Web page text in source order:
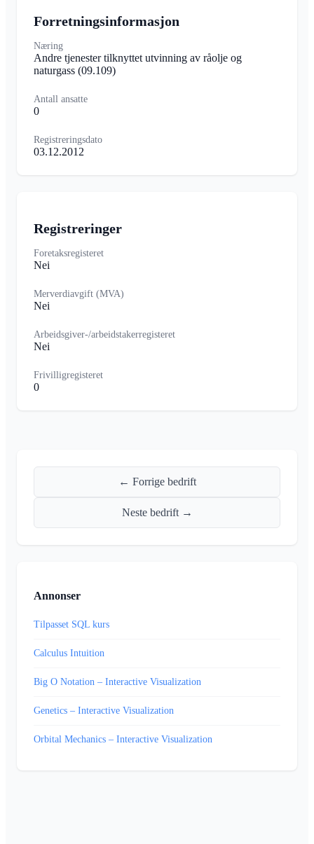
Forretningsinformasjon
Næring
Andre tjenester tilknyttet utvinning av råolje og
naturgass (09.109)
Antall ansatte
0
Registreringsdato
03.12.2012
Registreringer
Foretaksregisteret
Nei
Merverdiavgift (MVA)
Nei
Arbeidsgiver-/arbeidstakerregisteret
Nei
Frivilligregisteret
0
← Forrige bedrift
Neste bedrift →
Annonser
Tilpasset SQL kurs
Calculus Intuition
Big O Notation – Interactive Visualization
Genetics – Interactive Visualization
Orbital Mechanics – Interactive Visualization